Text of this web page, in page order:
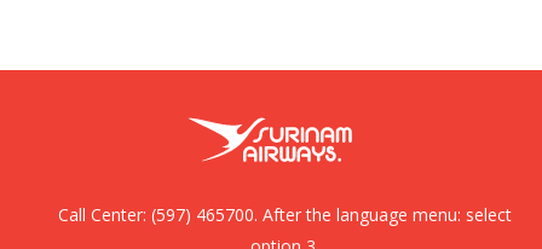
Call Center: (597) 465700. After the language menu: select